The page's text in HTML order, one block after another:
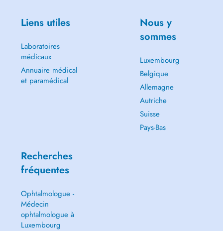
Liens utiles
Laboratoires
médicaux
Annuaire médical
et paramédical
Nous y
sommes
Luxembourg
Belgique
Allemagne
Autriche
Suisse
Pays-Bas
Recherches
fréquentes
Ophtalmologue -
Médecin
ophtalmologue à
Luxembourg